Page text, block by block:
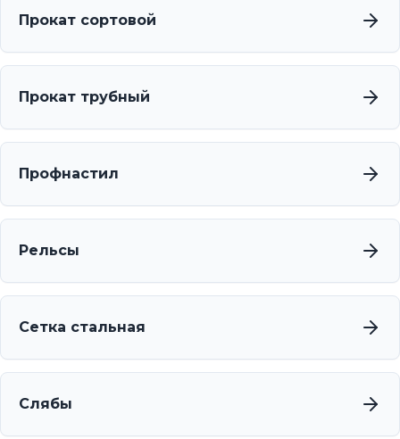
Прокат сортовой
Прокат трубный
Профнастил
Рельсы
Сетка стальная
Слябы